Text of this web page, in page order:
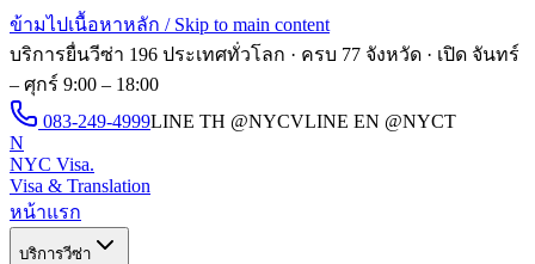
ข้ามไปเนื้อหาหลัก / Skip to main content
บริการยื่นวีซ่า 196 ประเทศทั่วโลก · ครบ 77 จังหวัด · เปิด จันทร์
– ศุกร์ 9:00 – 18:00
083-249-4999LINE TH @NYCVLINE EN @NYCT
N
NYC Visa.
Visa & Translation
หน้าแรก
บริการวีซ่า